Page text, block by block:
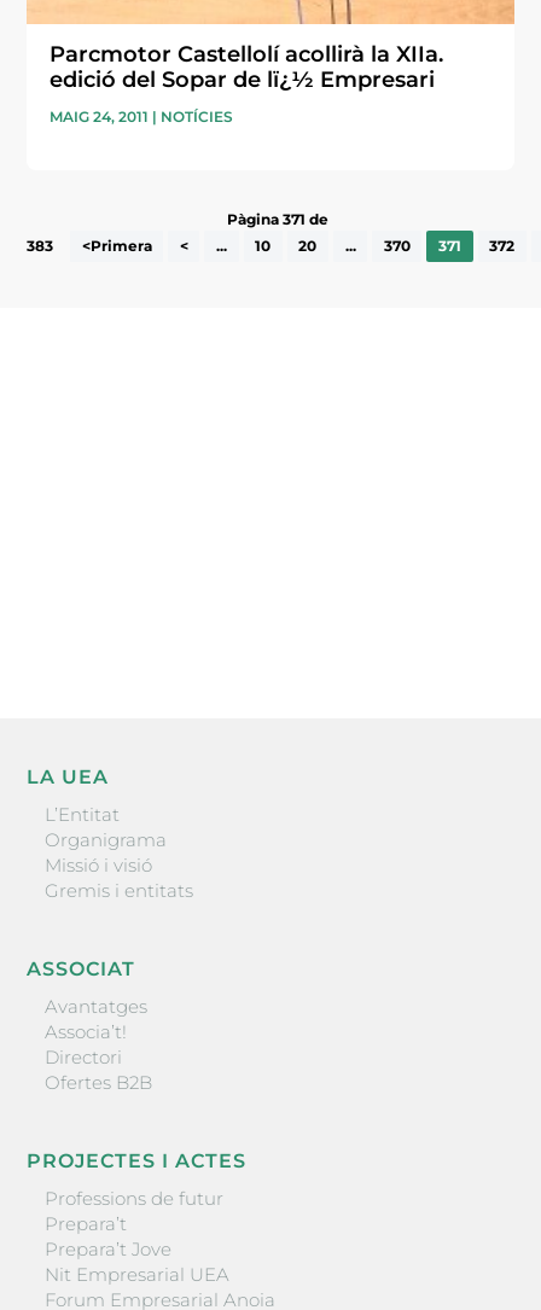
Parcmotor Castellolí acollirà la XIIa.
edició del Sopar de lï¿½ Empresari
MAIG 24, 2011 | NOTÍCIES
Pàgina 371 de
383
<Primera < ... 10 20 ... 370 371 372
LA UEA
L’Entitat
Organigrama
Missió i visió
Gremis i entitats
ASSOCIAT
Avantatges
Associa’t!
Directori
Ofertes B2B
PROJECTES I ACTES
Professions de futur
Prepara’t
Prepara’t Jove
Nit Empresarial UEA
Forum Empresarial Anoia